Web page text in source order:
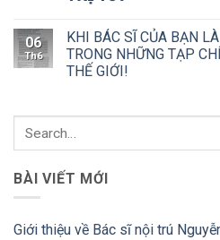
06
Th6
KHI BÁC SĨ CỦA BẠN
TRONG NHỮNG TẠP
THẾ GIỚI!
BÀI VIẾT MỚI
Giới thiệu về Bác sĩ nội trú